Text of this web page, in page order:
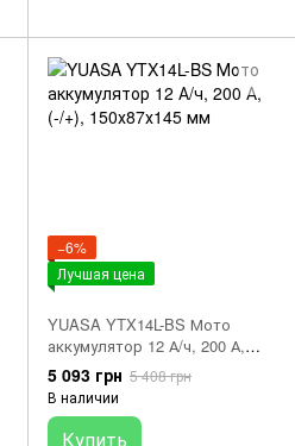
−6%
Лучшая цена
YUASA YTX14L-BS Мото
аккумулятор 12 А/ч, 200 А,
(-/+), 150х87х145 мм
5 093 грн 5 408 грн
В наличии
Купить